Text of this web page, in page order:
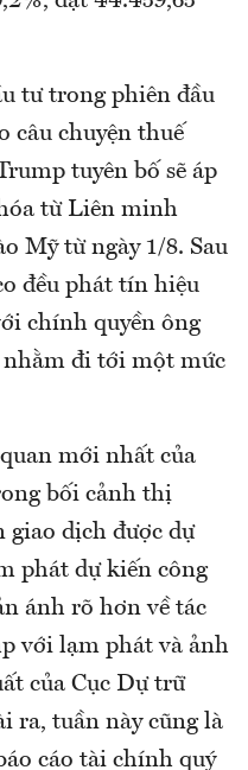
tư trong phiên đầu
câu chuyện thuế
tuyên bố sẽ áp
từ Liên minh
Mỹ từ ngày 1/8. Sau
đều phát tín hiệu
chính quyền ông
đi tới một mức
mới nhất của
bối cảnh thị
giao dịch được dự
phát dự kiến công
ánh rõ hơn về tác
với lạm phát và ảnh
của Cục Dự trữ
ra, tuần này cũng là
cáo tài chính quý